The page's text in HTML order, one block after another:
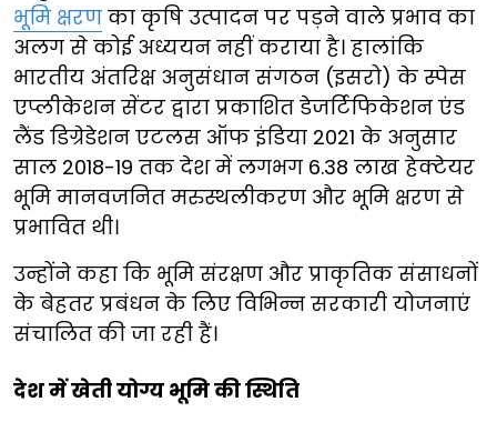
भूमि क्षरण का कृषि उत्पादन पर पड़ने वाले प्रभाव का
अलग से कोई अध्ययन नहीं कराया है। हालांकि
भारतीय अंतरिक्ष अनुसंधान संगठन (इसरो) के स्पेस
एप्लीकेशन सेंटर द्वारा प्रकाशित डेजर्टिफिकेशन एंड
लैंड डिग्रेडेशन एटलस ऑफ इंडिया 2021 के अनुसार
साल 2018-19 तक देश में लगभग 6.38 लाख हेक्टेयर
भूमि मानवजनित मरुस्थलीकरण और भूमि क्षरण से
प्रभावित थी।
उन्होंने कहा कि भूमि संरक्षण और प्राकृतिक संसाधनों
के बेहतर प्रबंधन के लिए विभिन्न सरकारी योजनाएं
संचालित की जा रही हैं।
देश में खेती योग्य भूमि की स्थिति